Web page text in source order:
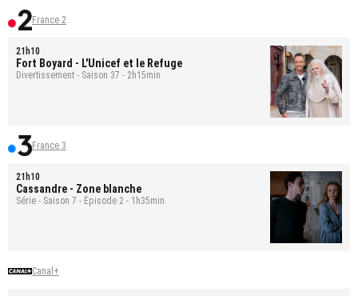
France 2
21h10
Fort Boyard - L'Unicef et le Refuge
Divertissement - Saison 37 - 2h15min.
France 3
21h10
Cassandre - Zone blanche
Série - Saison 7 - Épisode 2 - 1h35min.
Canal+